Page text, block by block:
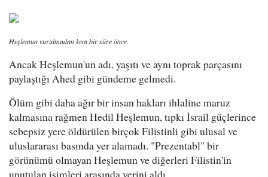
Heşlemun vurulmadan kısa bir süre önce.
Ancak Heşlemun'un adı, yaşıtı ve aynı toprak parçasını
paylaştığı Ahed gibi gündeme gelmedi.
Ölüm gibi daha ağır bir insan hakları ihlaline maruz
kalmasına rağmen Hedil Heşlemun, tıpkı İsrail güçlerince
sebepsiz yere öldürülen birçok Filistinli gibi ulusal ve
uluslararası basında yer alamadı. "Prezentabl" bir
görünümü olmayan Heşlemun ve diğerleri Filistin'in
unutulan isimleri arasında yerini aldı.